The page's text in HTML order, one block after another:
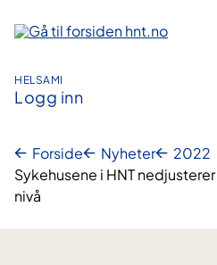
innhold
HELSAMI
Logg inn
Forside Nyheter
2022
Sykehusene i HNT
nivå